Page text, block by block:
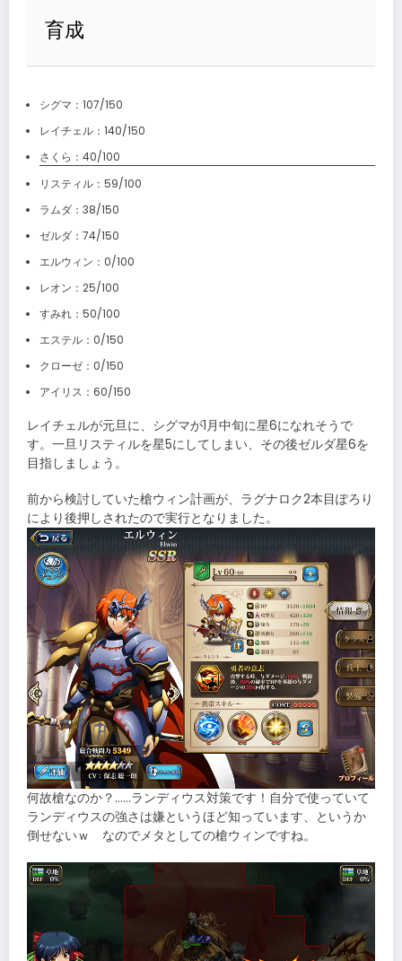
育成
シグマ：107/150
レイチェル：140/150
さくら：40/100
リスティル：59/100
ラムダ：38/150
ゼルダ：74/150
エルウィン：0/100
レオン：25/100
すみれ：50/100
エステル：0/150
クローゼ：0/150
アイリス：60/150
レイチェルが元旦に、シグマが1月中旬に星6になれそうで
す。一旦リスティルを星5にしてしまい、その後ゼルダ星6を
目指しましょう。
前から検討していた槍ウィン計画が、ラグナロク2本目ぽろり
により後押しされたので実行となりました。
何故槍なのか？……ランディウス対策です！自分で使っていて
ランディウスの強さは嫌というほど知っています、というか
倒せないｗ なのでメタとしての槍ウィンですね。